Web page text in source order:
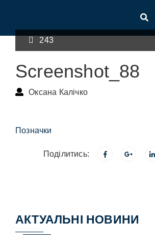
243
Screenshot_88
Оксана Калічко
Позначки
Поділитись:
АКТУАЛЬНІ НОВИНИ